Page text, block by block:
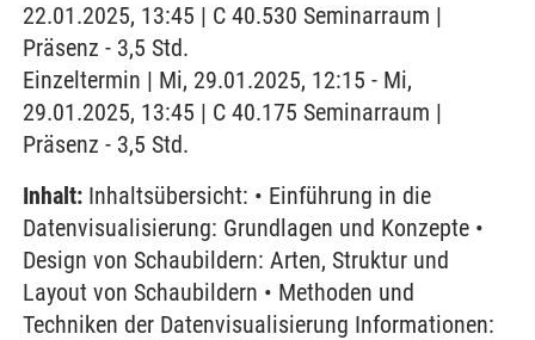
22.01.2025, 13:45 | C 40.530 Seminarraum |
Präsenz - 3,5 Std.
Einzeltermin | Mi, 29.01.2025, 12:15 - Mi,
29.01.2025, 13:45 | C 40.175 Seminarraum |
Präsenz - 3,5 Std.
Inhalt: Inhaltsübersicht: • Einführung in die
Datenvisualisierung: Grundlagen und Konzepte •
Design von Schaubildern: Arten, Struktur und
Layout von Schaubildern • Methoden und
Techniken der Datenvisualisierung Informationen: